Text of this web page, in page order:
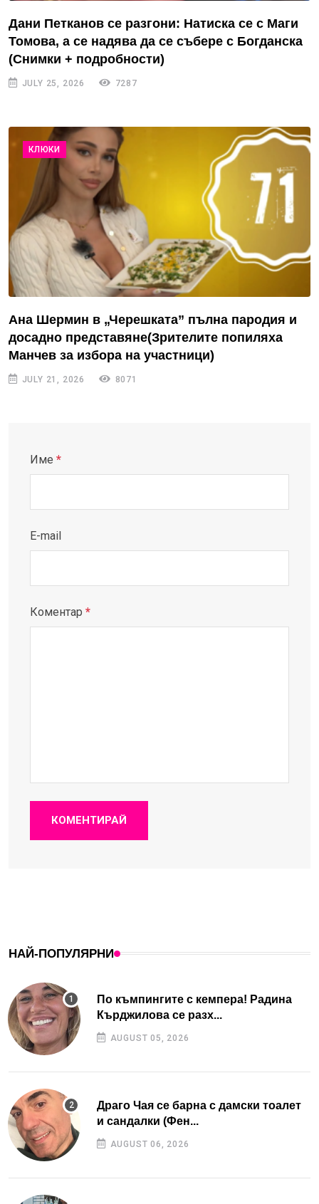
Дани Петканов се разгони: Натиска се с Маги
Томова, а се надява да се събере с Богданска
(Снимки + подробности)
JULY 25, 2026 7287
КЛЮКИ
Ана Шермин в „Черешката” пълна пародия и
досадно представяне(Зрителите попиляха
Манчев за избора на участници)
JULY 21, 2026 8071
Име *
E-mail
Коментар *
КОМЕНТИРАЙ
НАЙ-ПОПУЛЯРНИ
По къмпингите с кемпера! Радина
Кърджилова се разх...
AUGUST 05, 2026
Драго Чая се барна с дамски тоалет
и сандалки (Фен...
AUGUST 06, 2026